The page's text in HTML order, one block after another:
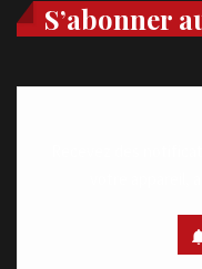
S’abonner